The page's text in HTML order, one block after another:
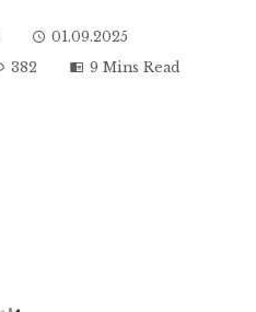
01.09.2025
382 9 Mins Read